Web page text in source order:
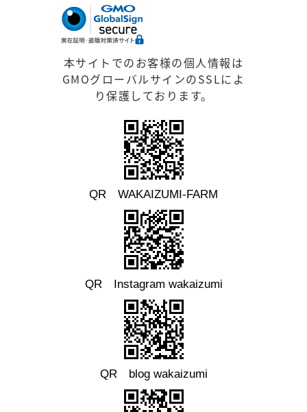
本サイトでのお客様の個人情報は
GMOグローバルサインのSSLによ
り保護しております。
QR WAKAIZUMI-FARM
QR Instagram wakaizumi
QR blog wakaizumi